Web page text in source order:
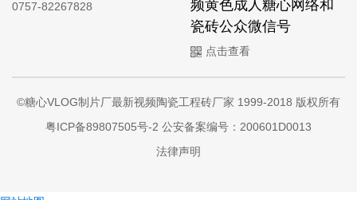
0757-82267828
频黄色成人糖心网络和
瓷砖公众微信号
点击查看
©糖心VLOG制片厂最新视频陶瓷工程砖厂家 1999-2018 版权所有
粤ICP备89807505号-2 公安备案编号：200601D0013
法律声明